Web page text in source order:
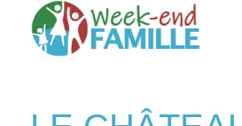
content